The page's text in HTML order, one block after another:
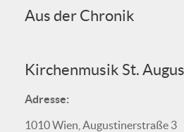
Aus der Chronik
Kirchenmusik St.
Adresse:
1010 Wien, Augustinerstraße 3